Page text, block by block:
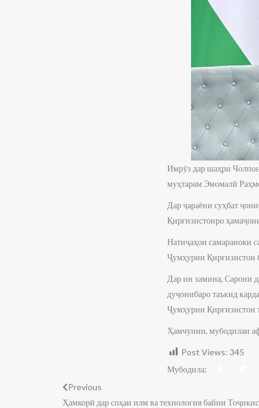
Имрӯз дар шаҳри
муҳтарам Эмомалӣ
Дар ҷараёни суҳбат
Қирғизистонро
Натиҷаҳои самараноки
Ҷумҳурии Қирғизистон
Дар ин замина, Сарони
дуҷонибаро таъкид
Ҷумҳурии Қирғизистон
Ҳамчунин, мубодилаи
Post Views: 345
Мубодила:
Previous
Ҳамкорӣ дар соҳаи илм ва технология байни